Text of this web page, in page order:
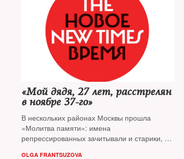
«Мой дядя, 27 лет, расстрелян
в ноябре 37-го»
В нескольких районах Москвы прошла
«Молитва памяти»: имена
репрессированных зачитывали и старики, и
OLGA FRANTSUZOVA